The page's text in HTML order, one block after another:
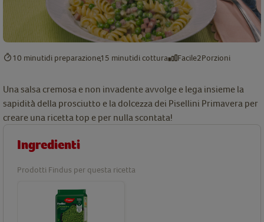
10 minutidi preparazione15 minutidi cottura Facile2Porzioni
Una salsa cremosa e non invadente avvolge e lega insieme la
sapidità della prosciutto e la dolcezza dei Pisellini Primavera per
creare una ricetta top e per nulla scontata!
Ingredienti
Prodotti Findus per questa ricetta